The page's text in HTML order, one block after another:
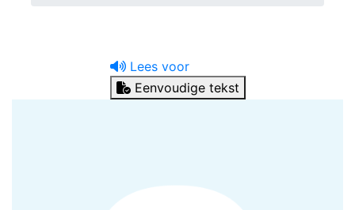
Lees voor
Eenvoudige tekst